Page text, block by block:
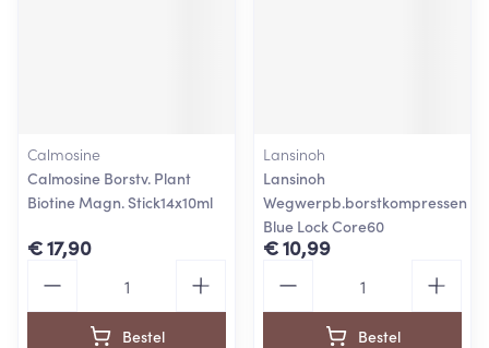
Calmosine
Calmosine Borstv. Plant
Biotine Magn. Stick14x10ml
€ 17,90
Bestel
Lansinoh
Lansinoh
Wegwerpb.borstkompressen
Blue Lock Core60
€ 10,99
Bestel